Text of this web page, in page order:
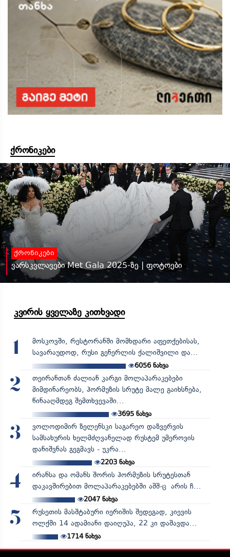
ქრონიკები
ქრონიკები
ვარსკვლავები Met Gala 2025-ზე | ფოტოები
კვირის ყველაზე კითხვადი
1
მოსკოვში, რესტორანში მომხდარი აფეთქებისას,
სავარაუდოდ, რუსი გენერლის ქალიშვილი და...
6056ნახვა
2
თეირანთან ძალიან კარგი მოლაპარაკებები
მიმდინარეობს, ჰორმუზის სრუტე მალე გაიხსნება,
წინააღმდეგ შემთხვევაში...
3695ნახვა
3
ვოლოდიმირ ზელენსკი საგარეო დაზვერვის
სამსახურის ხელმძღვანელად რუსტემ უმეროვის
დანიშვნას გეგმავს - უკრა...
2203ნახვა
4
ირანსა და ომანს შორის ჰორმუზის სრუტესთან
დაკავშირებით მოლაპარაკებებში აშშ-ც არის ჩ...
2047ნახვა
5
რუსეთის მასშტაბური იერიშის შედეგად, კიევის
ოლქში 14 ადამიანი დაიღუპა, 22 კი დაშავდა...
1714ნახვა